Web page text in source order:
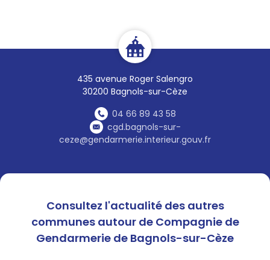
435 avenue Roger Salengro
30200 Bagnols-sur-Cèze
04 66 89 43 58
cgd.bagnols-sur-
ceze@gendarmerie.interieur.gouv.fr
Consultez l'actualité des autres
communes autour de Compagnie de
Gendarmerie de Bagnols-sur-Cèze